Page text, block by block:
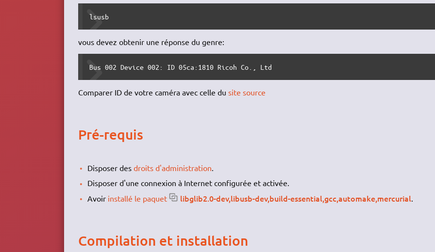
lsusb
vous devez obtenir une réponse du genre:
Bus 002 Device 002: ID 05ca:1810 Ricoh Co., Ltd
Comparer ID de votre caméra avec celle du site source
Pré-requis
Disposer desdroits d'administration
Disposer d'une connexion à Internet configurée et activée.
Avoir installé le paquet libglib2.0-dev,libusb-dev,build-essential,gcc,automake,mercurial
Compilation et installation